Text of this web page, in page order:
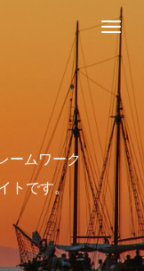
ームワーク
トです。